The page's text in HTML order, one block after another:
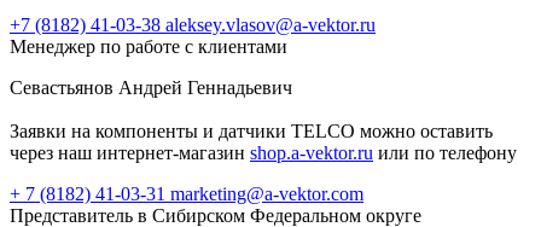
+7 (8182) 41-03-38 aleksey.vlasov@a-vektor.ru
Менеджер по работе с клиентами
Севастьянов Андрей Геннадьевич
Заявки на компоненты и датчики TELCO можно оставить
через наш интернет-магазин shop.a-vektor.ru или по телефону
+ 7 (8182) 41-03-31 marketing@a-vektor.com
Представитель в Сибирском Федеральном округе